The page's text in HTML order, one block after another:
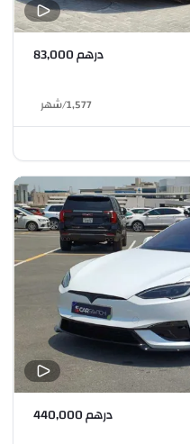
درهم 83,000
1,577
/شهر
درهم 440,000